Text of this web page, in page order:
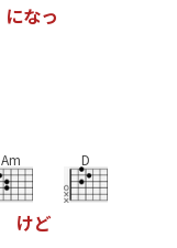
になっ
Am
けど
D